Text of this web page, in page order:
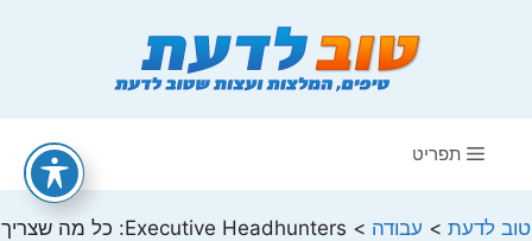
תפריט
טוב לדעת > עבודה >
Executive Headhunters: כל מה שצריך